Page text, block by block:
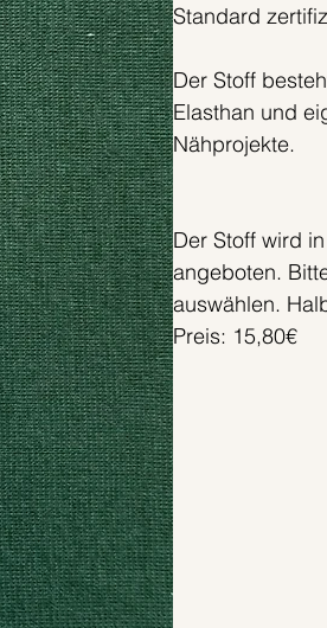
Standard
Der Stoff
Elasthan und
Nähprojekte.
Der Stoff wird
angeboten.
auswählen.
Preis: 15,80€